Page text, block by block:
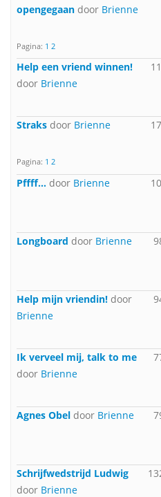
opengegaan door Brienne
Pagina: 1 2
Help een vriend winnen!
door Brienne
Straks door Brienne
Pagina: 1 2
Pffff... door Brienne
Longboard door Brienne
Help mijn vriendin! door
Brienne
Ik verveel mij, talk to me
door Brienne
Agnes Obel door Brienne
Schrijfwedstrijd Ludwig
door Brienne